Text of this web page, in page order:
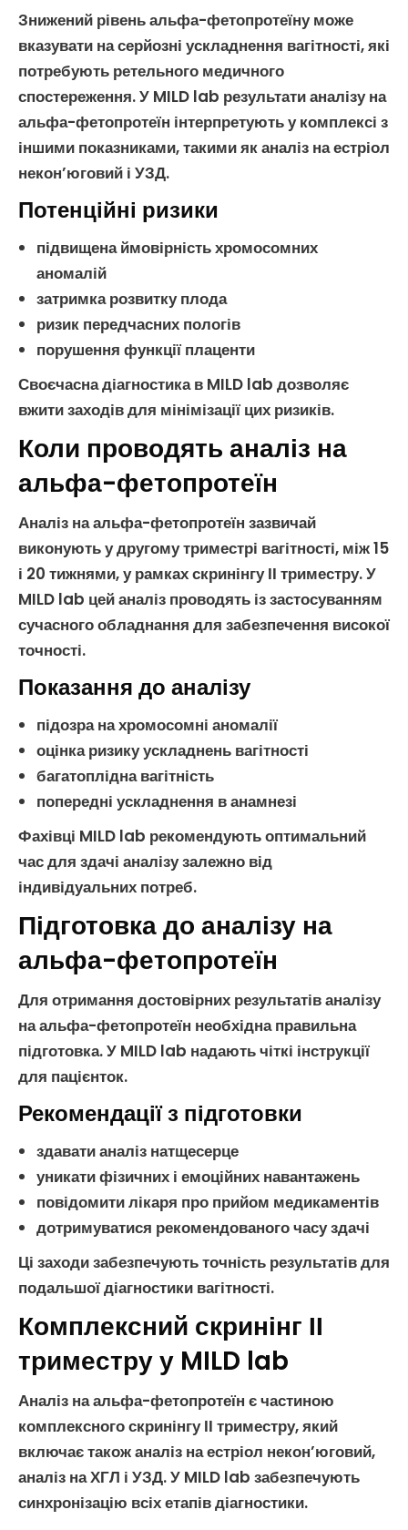
Знижений рівеньальфа-фетопротеїнуможе
вказувати на серйозні ускладнення вагітності, які
потребують ретельного медичного
спостереження. У MILD lab результатианалізу на
альфа-фетопротеїн інтерпретують у комплексі з
іншими показниками, такими яканаліз на естріол
некон’юговий і УЗД.
Потенційні ризики
підвищена ймовірністьхромосомних
аномалій
затримка розвитку плода
ризик передчасних пологів
порушення функції плаценти
Своєчасна діагностика в MILD lab дозволяє
вжити заходів для мінімізації цих ризиків.
Коли проводять аналіз на
альфа-фетопротеїн
Аналіз на альфа-фетопротеїн зазвичай
виконують у другому триместрі вагітності, між 15
і 20 тижнями, у рамкахскринінгу ІІ триместру. У
MILD lab цей аналіз проводять із застосуванням
сучасного обладнання для забезпечення високої
точності.
Показання до аналізу
підозра нахромосомні аномалії
оцінка ризику ускладнень вагітності
багатопліднавагітність
попередні ускладнення в анамнезі
Фахівці MILD lab рекомендують оптимальний
час для здачі аналізу залежно від
індивідуальних потреб.
Підготовка до аналізу на
альфа-фетопротеїн
Для отримання достовірних результатіваналізу
на альфа-фетопротеїн необхідна правильна
підготовка. У MILD lab надають чіткі інструкції
для пацієнток.
Рекомендації з підготовки
здавати аналіз натщесерце
уникати фізичних і емоційних навантажень
повідомити лікаря про прийом медикаментів
дотримуватися рекомендованого часу здачі
Ці заходи забезпечують точність результатів для
подальшоїдіагностики вагітності.
Комплексний скринінг ІІ
триместру у MILD lab
Аналіз на альфа-фетопротеїн є частиною
комплексногоскринінгу ІІ триместру, який
включає такожаналіз на естріол некон’юговий,
аналіз на ХГЛ і УЗД. У MILD lab забезпечують
синхронізацію всіх етапів діагностики.